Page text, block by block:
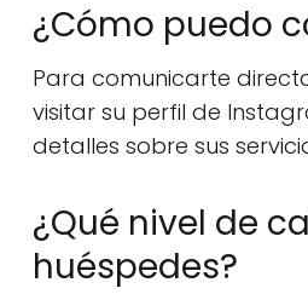
¿Cómo puedo
Para comunicarte
visitar su perfil de
detalles sobre sus
¿Qué nivel de
huéspedes?